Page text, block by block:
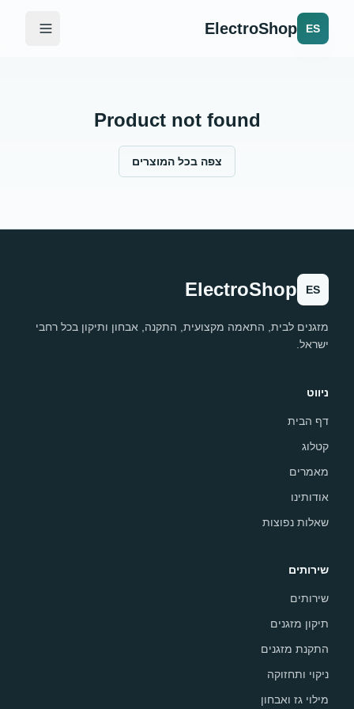
ES
ElectroShop
Product not found
צפה בכל המוצרים
ES
ElectroShop
מזגנים לבית, התאמה מקצועית, התקנה, אבחון ותיקון בכל רחבי
ישראל.
ניווט
דף הבית
קטלוג
מאמרים
אודותינו
שאלות נפוצות
שירותים
שירותים
תיקון מזגנים
התקנת מזגנים
ניקוי ותחזוקה
מילוי גז ואבחון